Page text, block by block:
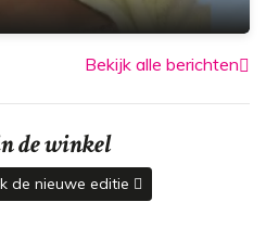
Bekijk alle berichten
de winkel
de nieuwe editie